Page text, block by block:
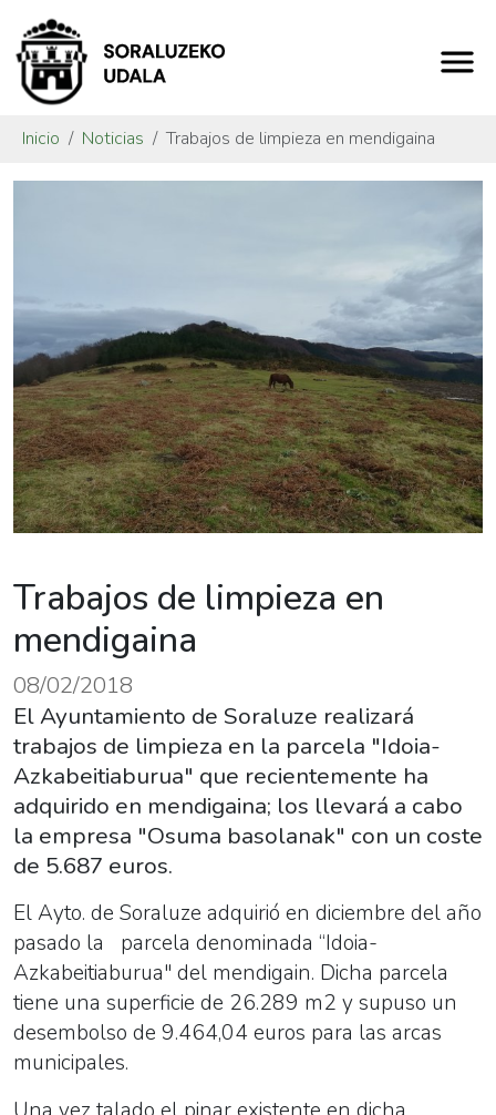
Inicio Noticias Trabajos de limpieza en mendigaina
Trabajos de limpieza en
mendigaina
08/02/2018
El Ayuntamiento de Soraluze realizará
trabajos de limpieza en la parcela "Idoia-
Azkabeitiaburua" que recientemente ha
adquirido en mendigaina; los llevará a cabo
la empresa "Osuma basolanak" con un coste
de 5.687 euros.
El Ayto. de Soraluze adquirió en diciembre del año
pasado la parcela denominada “Idoia-
Azkabeitiaburua" del mendigain. Dicha parcela
tiene una superficie de 26.289 m2 y supuso un
desembolso de 9.464,04 euros para las arcas
municipales.